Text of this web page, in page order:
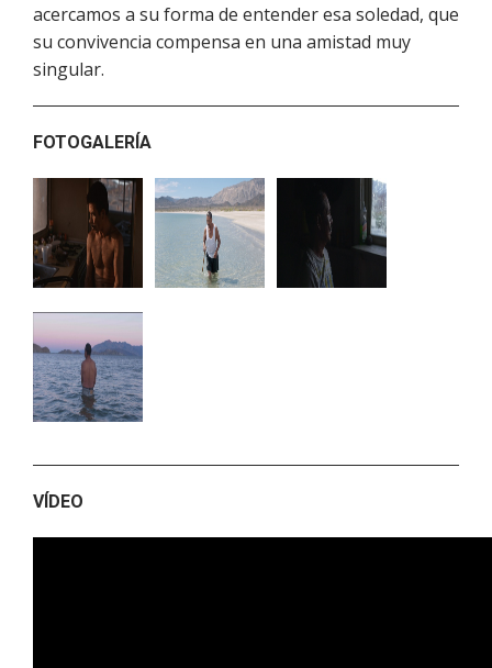
acercamos a su forma de entender esa soledad, que
su convivencia compensa en una amistad muy
singular.
FOTOGALERÍA
VÍDEO